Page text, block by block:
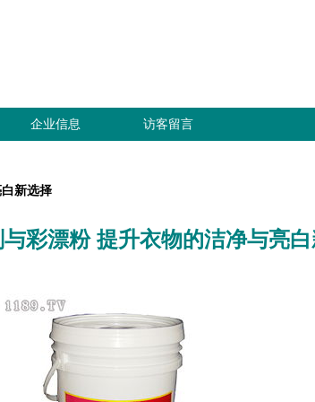
企业信息 访客留言
新选择
彩漂粉 提升衣物的洁净与亮